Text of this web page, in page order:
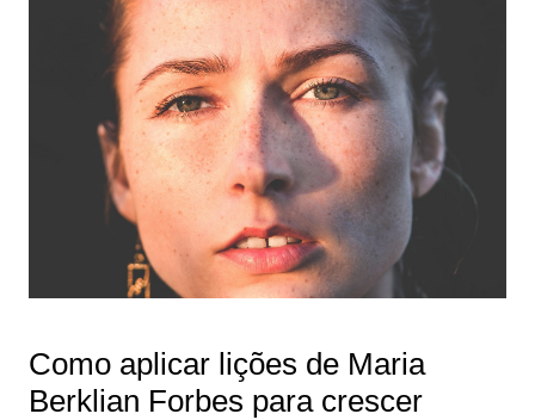
Como aplicar lições de Maria
Berklian Forbes para crescer